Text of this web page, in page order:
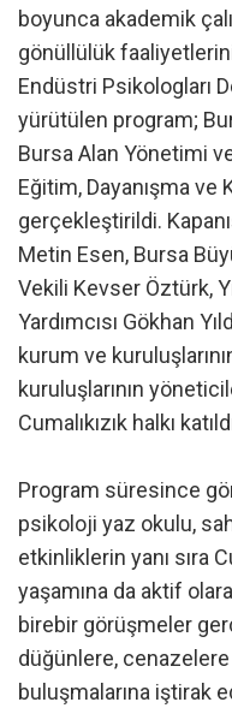
boyunca akademik
gönüllülük
Endüstri Psikologları
yürütülen program;
Bursa Alan Yönetimi ve
Eğitim, Dayanışma ve
gerçekleştirildi.
Metin Esen, Bursa
Vekili Kevser Öztürk,
Yardımcısı Gökhan
kurum ve
kuruluşlarının
Cumalıkızık halkı
Program süresince
psikoloji yaz okulu,
etkinliklerin yanı sıra
yaşamına da aktif
birebir görüşmeler
düğünlere,
buluşmalarına iştirak